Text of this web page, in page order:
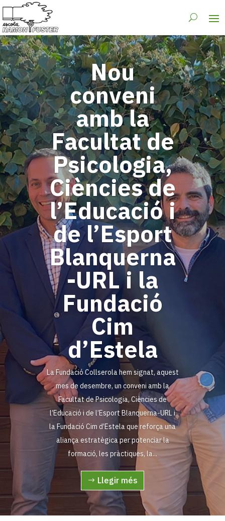
Nou
conveni
amb la
Facultat de
Psicologia,
Ciències de
l’Educació i
de l’Esport
Blanquerna
-URL i la
Fundació
Cim
d’Estela
La Fundació Collserola hem signat, aquest
mes de desembre, un conveni amb la
Facultat de Psicologia, Ciències de
l’Educació i de l’Esport Blanquerna-URL i
la Fundació Cim d’Estela que reforça una
aliança estratègica per potenciar la
formació, les pràctiques, la...
Llegir més